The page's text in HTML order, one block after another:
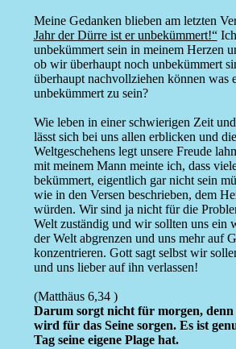
Meine Gedanken blieben am letzten
Jahr der Dürre ist er unbekümmert!“Ich
unbekümmert sein in meinem Herzen
ob wir überhaupt noch unbekümmert
überhaupt nachvollziehen können was
unbekümmert zu sein?
Wie leben in einer schwierigen Zeit
lässt sich bei uns allen erblicken und
Weltgeschehens legt unsere Freude
mit meinem Mann meinte ich, dass
bekümmert, eigentlich gar nicht sein
wie in den Versen beschrieben, dem
würden. Wir sind ja nicht für die
Welt zuständig und wir sollten uns ein
der Welt abgrenzen und uns mehr auf
konzentrieren. Gott sagt selbst wir
und uns lieber auf ihn verlassen!
(Matthäus 6,34 )
Darum sorgt nicht für morgen, denn
wird für das Seine sorgen. Es ist
Tag seine eigene Plage hat.